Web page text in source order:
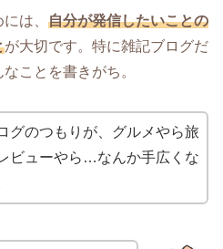
は、 自分が発信したいことの
が大切です。特に雑記ブログだ
ことを書きがち。
グのつもりが、グルメやら旅
ビューやら…なんか手広くな